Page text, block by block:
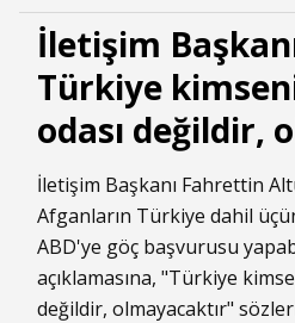
İletişim
Türkiye
odası değildir,
İletişim Başkanı Fahrettin
Afganların Türkiye dahil
ABD'ye göç başvurusu
açıklamasına, "Türkiye
değildir, olmayacaktır"